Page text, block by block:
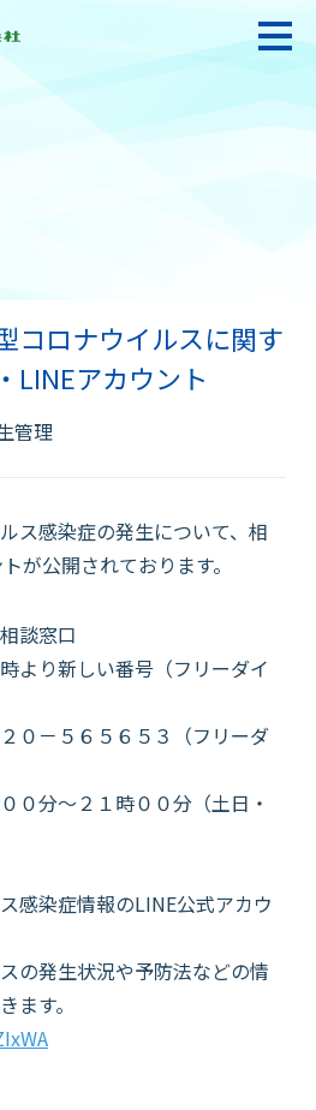
生コロナウイルスに関す
LINEアカウント
管理
ス感染症の発生について、相
が公開されております。
談窓口
り新しい番号（フリーダイ
－５６５６５３（フリーダ
分～２１時００分（土日・
染症情報のLINE公式アカウ
発生状況や予防法などの情
ます。